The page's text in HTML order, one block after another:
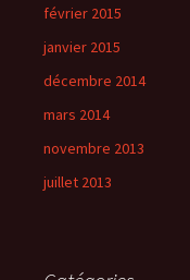
février 2015
janvier 2015
décembre 2014
mars 2014
novembre 2013
juillet 2013